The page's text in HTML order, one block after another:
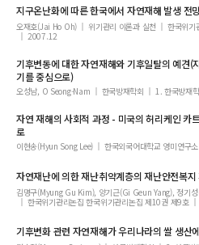
철재형 이안제 설계기법 연구 III. 투과성 철재
지진해일 전파모의를 위한 유한차분모형 개발
QUALKO 및 QUAL2K를 이용한 길안천 수계
누적평균과 이동평균을 이용한 비정상성 빈도
주택용화재경보기의 설치에 미치는 요인에
프리텐션 방식의 PSC 거더 이동식 제작장치
Analysis of Transient Ceiling Jet Waves in
지반특성을 고려한 경주지역 지진손실예측
쇄석다짐말뚝의 액상화 저감효과에 관한 연구
지구온난화에 따른 한국에서 자연재해 발생 전
오재호(Jai Ho Oh) 위기관리 이론과 실천
한국위기
2007.12
기후변동에 대한자연재해와 기후일탈의 예견(
기를 중심으로)
오성남, O Seong-Nam 한국방재학회 1. 한국방재
자연재해의 사회적 과정 - 미국의 허리케인 카
로
이현송(Hyun Song Lee) 한국외국어대학교 영미연구소
자연재난에 의한 재난취약계층의 재난안전복지
김명구(Myung Gu Kim), 양기근(Gi Geun Yang), 정기
한국위기관리논집 한국위기관리논집 제10권 제9호
기후변화 관련 자연재해가 우리나라의 쌀 생산